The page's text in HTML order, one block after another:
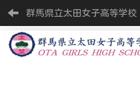
群馬県立太田女子高等学校